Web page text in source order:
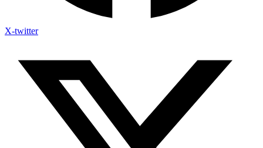
X-twitter